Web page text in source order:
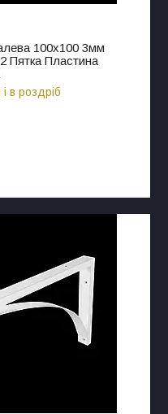
100х100 3мм
Пятка Пластина
в роздріб